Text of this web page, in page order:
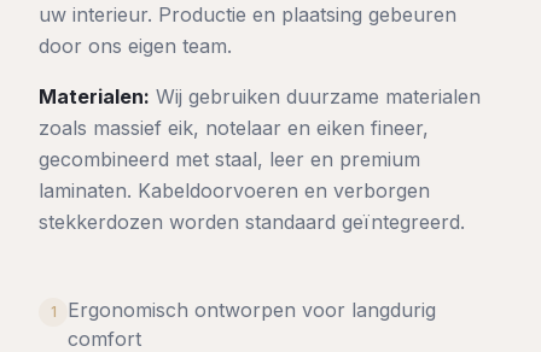
uw interieur. Productie en plaatsing gebeuren
door ons eigen team.
Materialen: Wij gebruiken duurzame materialen
zoals massief eik, notelaar en eiken fineer,
gecombineerd met staal, leer en premium
laminaten. Kabeldoorvoeren en verborgen
stekkerdozen worden standaard geïntegreerd.
1
Ergonomisch ontworpen voor langdurig
comfort